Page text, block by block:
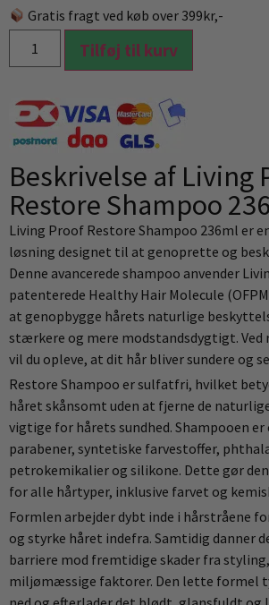
Gratis fragt ved køb over 399kr,-
Tilføj til kurv
Beskrivelse af Living
Restore Shampoo
Living Proof Restore Shampoo 236ml er
løsning designet til at genoprette og
Denne avancerede shampoo anvender
patenterede Healthy Hair Molecule
at genopbygge hårets naturlige
stærkere og mere modstandsdygtigt.
vil du opleve, at dit hår bliver sundere og
Restore Shampoo er sulfatfri, hvilket
håret skånsomt uden at fjerne de
vigtige for hårets sundhed. Shampooen
parabener, syntetiske farvestoffer,
petrokemikalier og silikone. Dette gør
for alle hårtyper, inklusive farvet og
Formlen arbejder dybt inde i hårstråene
og styrke håret indefra. Samtidig danner
barriere mod fremtidige skader fra
miljømæssige faktorer. Den lette formel